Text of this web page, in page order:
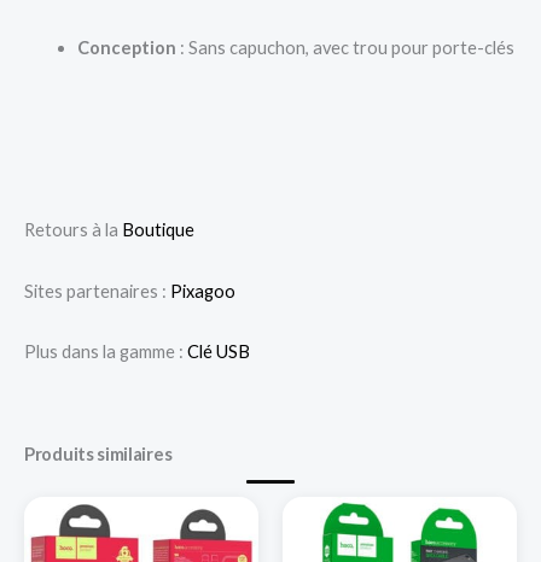
Conception : Sans capuchon, avec trou pour porte-clés
Retours à la Boutique
Sites partenaires : Pixagoo
Plus dans la gamme : Clé USB
Produits similaires